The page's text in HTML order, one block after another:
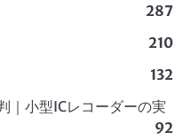
287
210
132
｜小型ICレコーダーの実
92